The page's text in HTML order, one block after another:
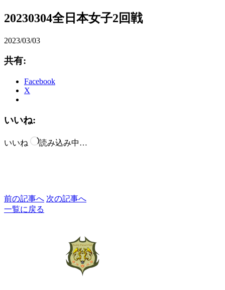
20230304全日本女子2回戦
2023/03/03
共有:
Facebook
X
いいね:
いいね 読み込み中…
前の記事へ 次の記事へ
一覧に戻る